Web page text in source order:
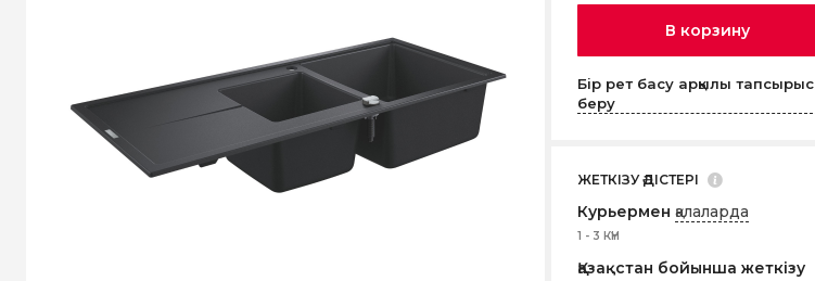
В корзину
Бір рет басу арқылы тапсырыс
беру
ЖЕТКІЗУ ӘДІСТЕРІ
Курьермен қалаларда
1 - 3 КҮН
Қазақстан бойынша жеткізу